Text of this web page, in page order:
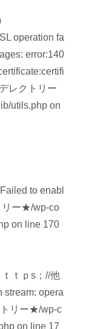
operation fa
error:140
レクトリー
utils.php on
to enabl
リー★/wp-co
on line 170
ｔｐs；//他
stream: opera
リー★/wp-c
on line 17